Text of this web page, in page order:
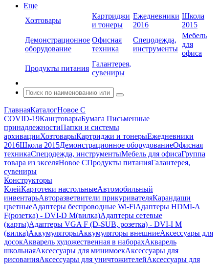
Еще
Хозтовары
Картриджи
и тонеры
Ежедневники
2016
Школа
2015
Демонстрационное
оборудование
Офисная
техника
Спецодежда,
инструменты
Мебель
для
офиса
Продукты питания
Галантерея,
сувениры
ГлавнаяКаталогНовое С
COVID-19КанцтоварыБумага Письменные
принадлежностиПапки и системы
архивацииХозтоварыКартриджи и тонерыЕжедневники
2016Школа 2015Демонстрационное оборудованиеОфисная
техникаСпецодежда, инструментыМебель для офисаГруппа
товара из экселяНовое СПродукты питанияГалантерея,
сувениры
Конструкторы
КлейКартотеки настольныеАвтомобильный
инвентарьАвторазветвители прикуривателяКарандаши
цветныеАдаптеры беспроводные Wi-FiАдаптеры HDMI-A
F(розетка) - DVI-D M(вилка)Адаптеры сетевые
(карты)Адаптеры VGA F (D-SUB, розетка) - DVI-I M
(вилка)АккумуляторыАккумуляторы внешниеАксессуары для
досокАкварель художественная в наборахАкварель
школьнаяАксессуары для минимоекАксессуары для
рисованияАксессуары для уничтожителейАксессуары для